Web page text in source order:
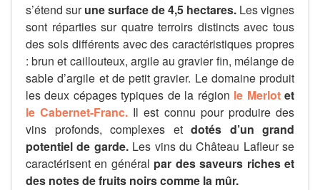
s’étend surune surface de 4,5 hectares. Les vignes
sont réparties sur quatre terroirs distincts avec tous
des sols différents avec des caractéristiques propres
: brun et caillouteux, argile au gravier fin, mélange de
sable d’argile et de petit gravier. Le domaine produit
les deux cépages typiques de la région le Merlotet
le Cabernet-Franc. Il est connu pour produire des
vins profonds, complexes et dotés d’un grand
potentiel de garde.Les vins du Château Lafleur se
caractérisent en général par des saveurs riches et
des notes de fruits noirs comme la mûr.